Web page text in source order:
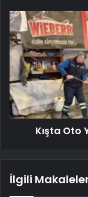
Kışta Oto
İlgili